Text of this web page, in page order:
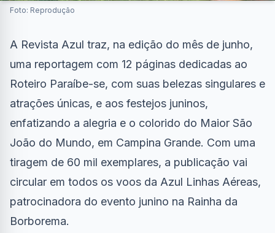
Foto: Reprodução
A Revista Azul traz, na edição do mês de junho,
uma reportagem com 12 páginas dedicadas ao
Roteiro Paraíbe-se, com suas belezas singulares e
atrações únicas, e aos festejos juninos,
enfatizando a alegria e o colorido do Maior São
João do Mundo, em Campina Grande. Com uma
tiragem de 60 mil exemplares, a publicação vai
circular em todos os voos da Azul Linhas Aéreas,
patrocinadora do evento junino na Rainha da
Borborema.